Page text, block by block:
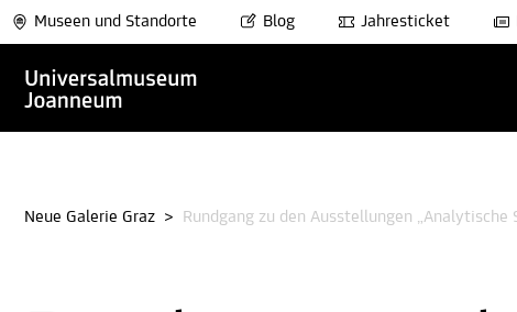
Museen und Standorte Blog Jahresticket
Neue Galerie Graz > Rundgang zu den Ausstellungen